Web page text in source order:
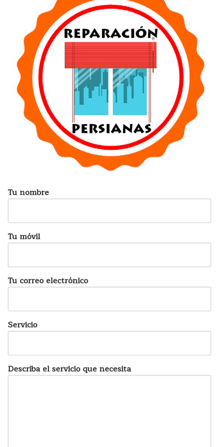
Tu nombre
Tu móvil
Tu correo electrónico
Servicio
Describa el servicio que necesita